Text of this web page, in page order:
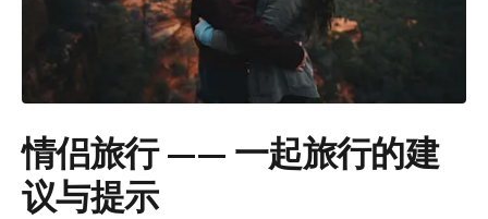
情侣旅行 —— 一起旅行的建
议与提示